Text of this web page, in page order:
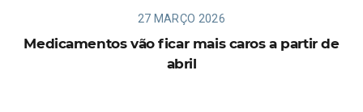
27 MARÇO 2026
Medicamentos vão ficar mais caros a partir de
abril